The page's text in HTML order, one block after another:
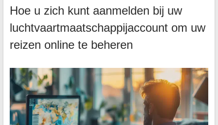
Hoe u zich kunt aanmelden bij uw
luchtvaartmaatschappijaccount om uw
reizen online te beheren